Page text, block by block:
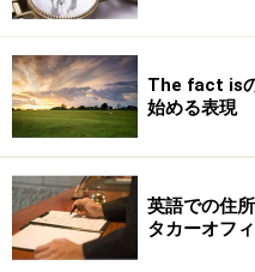
The fact is
始める表現
英語での住
タカーオフ